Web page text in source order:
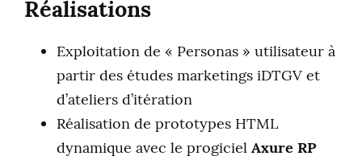
Réalisations
Exploitation de « Personas » utilisateur à
partir des études marketings iDTGV et
d’ateliers d’itération
Réalisation de prototypes HTML
dynamique avec le progicielAxure RP